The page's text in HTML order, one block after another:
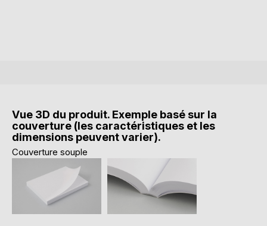
Vue 3D du produit. Exemple basé sur la
couverture (les caractéristiques et les
dimensions peuvent varier).
Couverture souple